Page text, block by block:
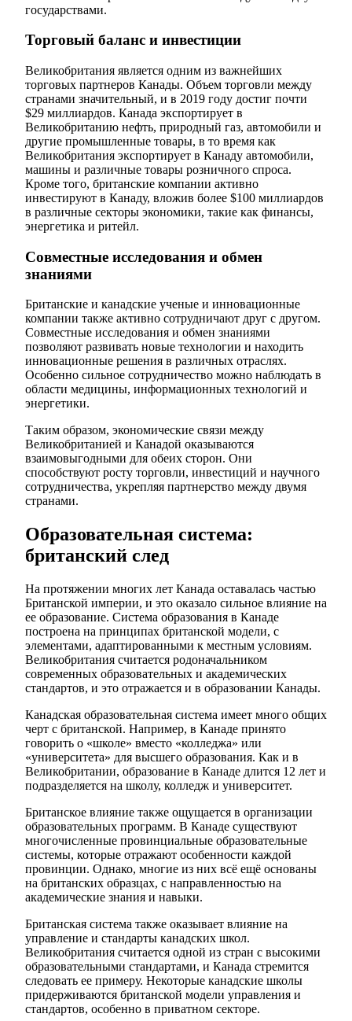
государствами.
Торговый баланс и инвестиции
Великобритания является одним из важнейших
торговых партнеров Канады. Объем торговли между
странами значительный, и в 2019 году достиг почти
$29 миллиардов. Канада экспортирует в
Великобританию нефть, природный газ, автомобили и
другие промышленные товары, в то время как
Великобритания экспортирует в Канаду автомобили,
машины и различные товары розничного спроса.
Кроме того, британские компании активно
инвестируют в Канаду, вложив более $100 миллиардов
в различные секторы экономики, такие как финансы,
энергетика и ритейл.
Совместные исследования и обмен
знаниями
Британские и канадские ученые и инновационные
компании также активно сотрудничают друг с другом.
Совместные исследования и обмен знаниями
позволяют развивать новые технологии и находить
инновационные решения в различных отраслях.
Особенно сильное сотрудничество можно наблюдать в
области медицины, информационных технологий и
энергетики.
Таким образом, экономические связи между
Великобританией и Канадой оказываются
взаимовыгодными для обеих сторон. Они
способствуют росту торговли, инвестиций и научного
сотрудничества, укрепляя партнерство между двумя
странами.
Образовательная система:
британский след
На протяжении многих лет Канада оставалась частью
Британской империи, и это оказало сильное влияние на
ее образование. Система образования в Канаде
построена на принципах британской модели, с
элементами, адаптированными к местным условиям.
Великобритания считается родоначальником
современных образовательных и академических
стандартов, и это отражается и в образовании Канады.
Канадская образовательная система имеет много общих
черт с британской. Например, в Канаде принято
говорить о «школе» вместо «колледжа» или
«университета» для высшего образования. Как и в
Великобритании, образование в Канаде длится 12 лет и
подразделяется на школу, колледж и университет.
Британское влияние также ощущается в организации
образовательных программ. В Канаде существуют
многочисленные провинциальные образовательные
системы, которые отражают особенности каждой
провинции. Однако, многие из них всё ещё основаны
на британских образцах, с направленностью на
академические знания и навыки.
Британская система также оказывает влияние на
управление и стандарты канадских школ.
Великобритания считается одной из стран с высокими
образовательными стандартами, и Канада стремится
следовать ее примеру. Некоторые канадские школы
придерживаются британской модели управления и
стандартов, особенно в приватном секторе.